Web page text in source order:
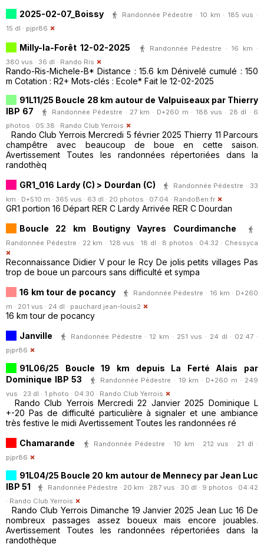
2025-02-07_Boissy
Randonnée Pédestre · 10 km · 185 vus ·
15 dl · pjpr86
Milly-la-Forêt 12-02-2025
Randonnée Pédestre · 16 km ·
380 vus · 36 dl · Rando Ris
Rando-Ris-Michele-B* Distance : 15.6 km Dénivelé cumulé : 150
m Cotation : R2+ Mots-clés : Ecole* Fait le 12-02-2025
91L11/25 Boucle 28 km autour de Valpuiseaux par Thierry
IBP 67
Randonnée Pédestre · 27 km · D+260 m · 188 vus · 28 dl · 6
photos · 05:38 · Rando Club Yerrois
Rando Club Yerrois Mercredi 5 février 2025 Thierry 11 Parcours
champêtre avec beaucoup de boue en cette saison.
Avertissement Toutes les randonnées répertoriées dans la
randothèq
GR1_016 Lardy (C) > Dourdan (C)
Randonnée Pédestre · 33
km · D+510 m · 365 vus · 63 dl · 20 photos · 07:04 · RandoBen.fr
GR1 portion 16 Départ RER C Lardy Arrivée RER C Dourdan
Boucle 22 km Boutigny Vayres Courdimanche
Randonnée Pédestre · 22 km · 128 vus · 18 dl · 8 photos · 04:32 · Chessyca
Reconnaissance Didier V pour le Rcy De jolis petits villages Pas
trop de boue un parcours sans difficulté et sympa
16 km tour de pocancy
Randonnée Pédestre · 16 km · D+260
m · 201 vus · 24 dl · pauchard.jean-louis2
16 km tour de pocancy
Janville
Randonnée Pédestre · 12 km · 251 vus · 24 dl · 02:47 ·
pjpr86
91L06/25 Boucle 19 km depuis La Ferté Alais par
Dominique IBP 53
Randonnée Pédestre · 19 km · D+260 m · 249
vus · 23 dl · 1 photo · 04:30 · Rando Club Yerrois
Rando Club Yerrois Mercredi 22 Janvier 2025 Dominique L
+-20 Pas de difficulté particulière à signaler et une ambiance
très festive le midi Avertissement Toutes les randonnées ré
Chamarande
Randonnée Pédestre · 10 km · 212 vus · 21 dl ·
pjpr86
91L04/25 Boucle 20 km autour de Mennecy par Jean Luc
IBP 51
Randonnée Pédestre · 20 km · 287 vus · 30 dl · 9 photos · 04:42
· Rando Club Yerrois
Rando Club Yerrois Dimanche 19 Janvier 2025 Jean Luc 16 De
nombreux passages assez boueux mais encore jouables.
Avertissement Toutes les randonnées répertoriées dans la
randothèque